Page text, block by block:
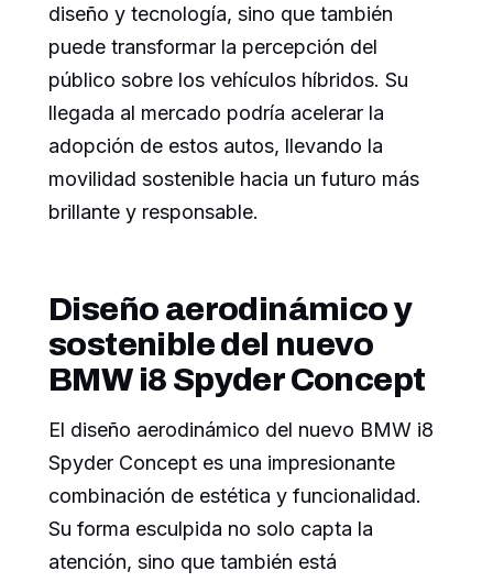
diseño y tecnología, sino que también
puede transformar la percepción del
público sobre los vehículos híbridos. Su
llegada al mercado podría acelerar la
adopción de estos autos, llevando la
movilidad sostenible hacia un futuro más
brillante y responsable.
Diseño aerodinámico y
sostenible del nuevo
BMW i8 Spyder Concept
El diseño aerodinámico del nuevo BMW i8
Spyder Concept es una impresionante
combinación de estética y funcionalidad.
Su forma esculpida no solo capta la
atención, sino que también está